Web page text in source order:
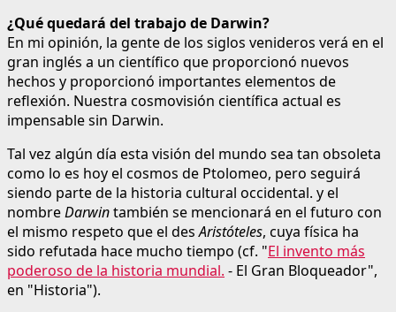
¿Qué quedará del trabajo de Darwin?
En mi opinión, la gente de los siglos venideros verá en el
gran inglés a un científico que proporcionó nuevos
hechos y proporcionó importantes elementos de
reflexión. Nuestra cosmovisión científica actual es
impensable sin Darwin.
Tal vez algún día esta visión del mundo sea tan obsoleta
como lo es hoy el cosmos de Ptolomeo, pero seguirá
siendo parte de la historia cultural occidental. y el
nombreDarwintambién se mencionará en el futuro con
el mismo respeto que el desAristóteles, cuya física ha
sido refutada hace mucho tiempo (cf. "El invento más
poderoso de la historia mundial. - El Gran Bloqueador",
en "Historia").